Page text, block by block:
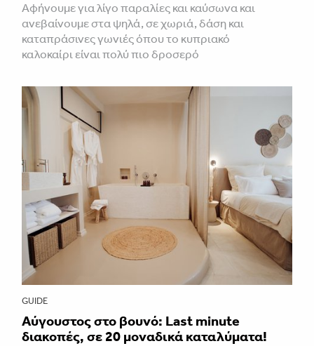
Αφήνουμε για λίγο παραλίες και καύσωνα και
ανεβαίνουμε στα ψηλά, σε χωριά, δάση και
καταπράσινες γωνιές όπου το κυπριακό
καλοκαίρι είναι πολύ πιο δροσερό
GUIDE
Aύγουστος στο βουνό: Last minute
διακοπές, σε 20 μοναδικά καταλύματα!